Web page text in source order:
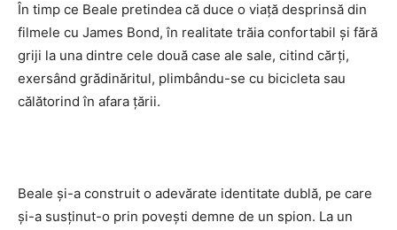
În timp ce Beale pretindea că duce o viaţă desprinsă din
filmele cu James Bond, în realitate trăia confortabil şi fără
griji la una dintre cele două case ale sale, citind cărţi,
exersând grădinăritul, plimbându-se cu bicicleta sau
călătorind în afara ţării.
Beale şi-a construit o adevărate identitate dublă, pe care
şi-a susţinut-o prin poveşti demne de un spion. La un